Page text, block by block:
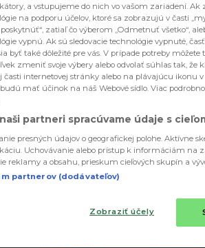
a vstupujeme do nich vo vašom zariadení. Ak
na podporu účelov, ktoré sa zobrazujú v časti
zatiaľ čo výberom „Odmetnuť všetko“,
vypnú. Ak sú sledovacie technológie vypnuté,
byť také dôležité pre vás. V prípade potreby
zmeniť svoje výbery alebo odvolať súhlas tak, že
časti internetovej stránky alebo na plávajúcu ikonu
mať účinok na náš Webové sídlo. Viac
partneri spracúvame údaje s
presných údajov o geografickej polohe. Aktívne
Uchovávanie alebo prístup k informáciám na
reklamy a obsahu, prieskum cieľových skupín a
partnerov (dodávateľov)
Zobraziť účely